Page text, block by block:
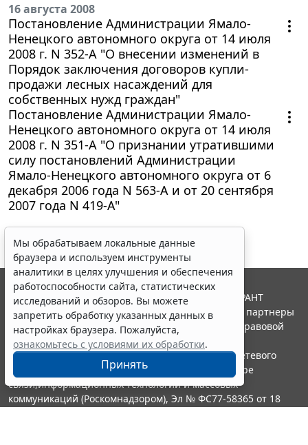
16 августа 2008
Постановление Администрации Ямало-
Ненецкого автономного округа от 14 июля
2008 г. N 352-А "О внесении изменений в
Порядок заключения договоров купли-
продажи лесных насаждений для
собственных нужд граждан"
Постановление Администрации Ямало-
Ненецкого автономного округа от 14 июля
2008 г. N 351-А "О признании утратившими
силу постановлений Администрации
Ямало-Ненецкого автономного округа от 6
декабря 2006 года N 563-А и от 20 сентября
2007 года N 419-А"
Мы обрабатываем локальные данные
браузера и используем инструменты
аналитики в целях улучшения и обеспечения
работоспособности сайта, статистических
исследований и обзоров. Вы можете
запретить обработку указанных данных в
настройках браузера. Пожалуйста,
ознакомьтесь с условиями их обработки.
Принять
© ООО "НПП "ГАРАНТ-СЕРВИС", 2026. Система ГАРАНТ
выпускается с 1990 года. Компания "Гарант" и ее партнеры
являются участниками Российской ассоциации правовой
информации ГАРАНТ.
Портал ГАРАНТ.РУ зарегистрирован в качестве сетевого
издания Федеральной службой по надзору в сфере
связи,информационных технологий и массовых
коммуникаций (Роскомнадзором), Эл № ФС77-58365 от 18